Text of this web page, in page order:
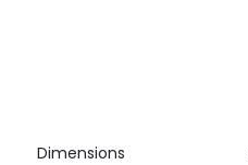
Dimensions